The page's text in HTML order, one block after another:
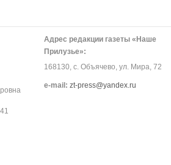
Адрес редакции газеты «Наше
Прилузье»:
168130, с. Объячево, ул. Мира, 72
е-mail: zt-press@yandex.ru